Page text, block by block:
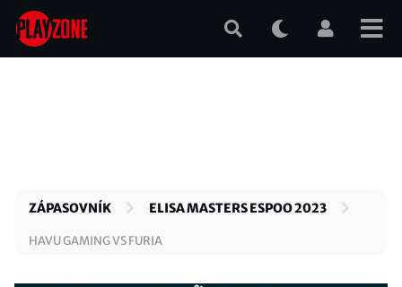
Přejít
hlavnímu
ZÁPASOVNÍK ELISA MASTERS ESPOO 2023
HAVU GAMING VS FURIA